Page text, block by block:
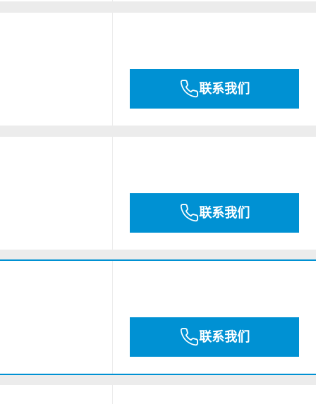
联系我们
联系我们
联系我们